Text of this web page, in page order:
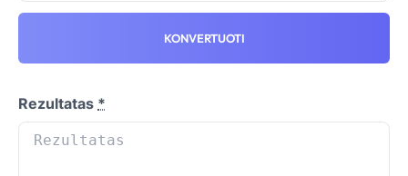
KONVERTUOTI
Rezultatas *